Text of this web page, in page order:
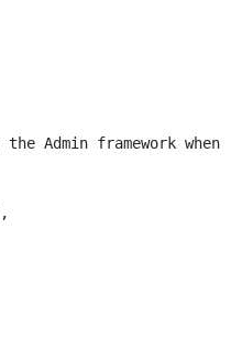
the Admin framework when